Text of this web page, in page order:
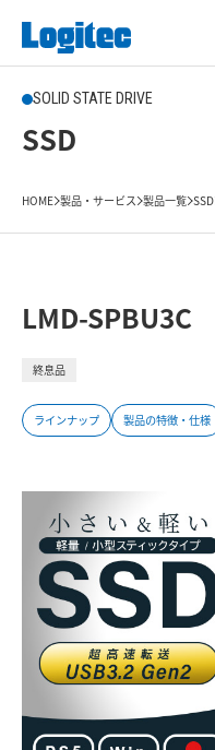
SOLID STATE DRIVE
SSD
HOME 製品・サービス 製品一覧 SSD
LMD-SPBU3C
終息品
ラインナップ 製品の特徴・仕様